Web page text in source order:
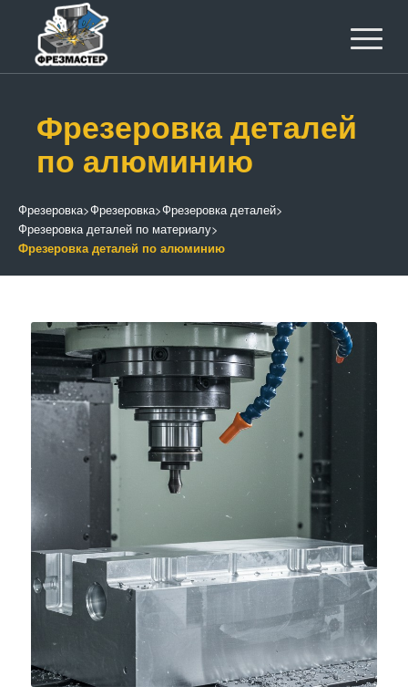
Фрезеровка деталей
по алюминию
Фрезеровка>Фрезеровка>Фрезеровка деталей>
Фрезеровка деталей по материалу>
Фрезеровка деталей по алюминию